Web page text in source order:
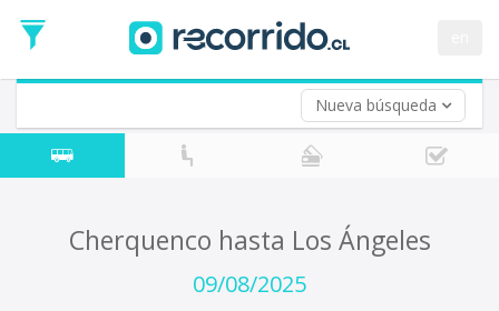
Nueva búsqueda
de
Ida
Vuelta (opcional)
Fecha
de
Cherquenco hasta Los Ángeles
09/08/2025